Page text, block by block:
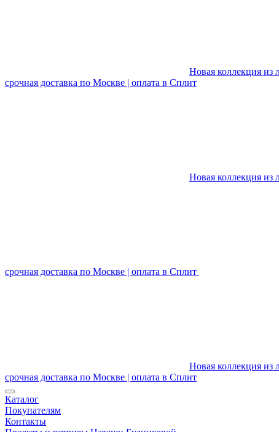
Новая коллекция из
срочная доставка по Москве | оплата в Сплит
Новая коллекция из
срочная доставка по Москве | оплата в Сплит
Новая коллекция из
срочная доставка по Москве | оплата в Сплит
Каталог
Покупателям
Контакты